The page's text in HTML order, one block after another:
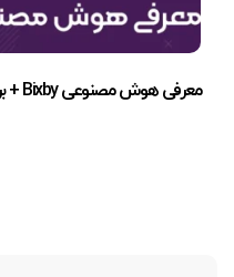
معرفی هوش مصنوعی Bixby + بررسی 6 قابلیت آن